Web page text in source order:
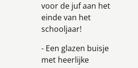
voor de juf aan het
einde van het
schooljaar!
- Een glazen buisje
met heerlijke